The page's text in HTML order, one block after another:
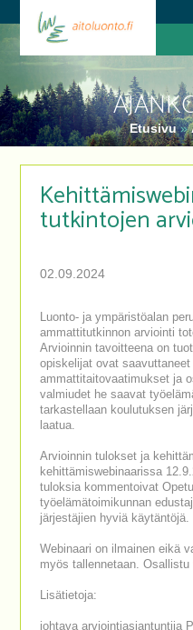
Etusivu»
tutkintojen
02.09.2024
Luonto- ja ympäristöalan
ammattitutkinnon arviointi
Arvioinnin tavoitteena on
opiskelijat ovat
ammattitaitovaatimukset ja
valmiudet he saavat
tarkastellaan koulutuksen
laatua.
Arvioinnin tulokset ja
kehittämiswebinaarissa
tuloksia kommentoivat
työelämätoimikunnan
järjestäjien hyviä käytäntöjä.
Webinaari on ilmainen eikä
myös tallennetaan. Osallistu
Lisätietoja:
johtava arviointiasiantuntija